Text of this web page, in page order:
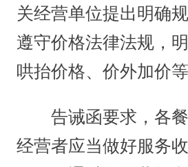
关经营单位提出明确
遵守价格法律法规，
哄抬价格、价外加价等
告诫函要求，各餐
经营者应当做好服务